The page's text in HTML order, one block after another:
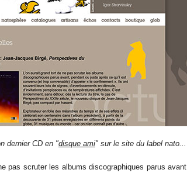
dernier CD en "disque ami" sur le site du label nato...
pas scruter les albums discographiques parus avant,